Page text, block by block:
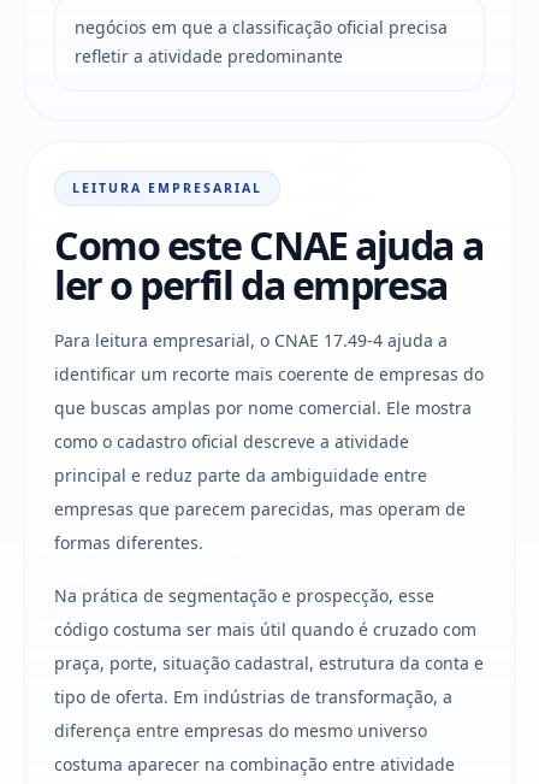
negócios em que a classificação oficial precisa
refletir a atividade predominante
LEITURA EMPRESARIAL
Como este CNAE ajuda a
ler o perfil da empresa
Para leitura empresarial, o CNAE 17.49-4 ajuda a
identificar um recorte mais coerente de empresas do
que buscas amplas por nome comercial. Ele mostra
como o cadastro oficial descreve a atividade
principal e reduz parte da ambiguidade entre
empresas que parecem parecidas, mas operam de
formas diferentes.
Na prática de segmentação e prospecção, esse
código costuma ser mais útil quando é cruzado com
praça, porte, situação cadastral, estrutura da conta e
tipo de oferta. Em indústrias de transformação, a
diferença entre empresas do mesmo universo
costuma aparecer na combinação entre atividade